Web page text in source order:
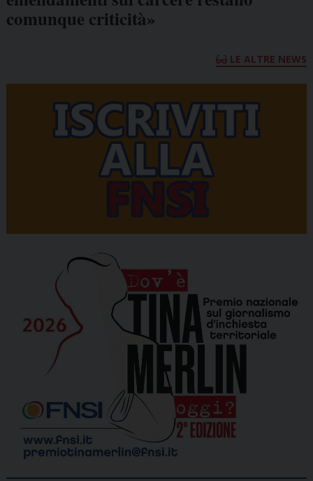
comunque criticità»
LE ALTRE NEWS